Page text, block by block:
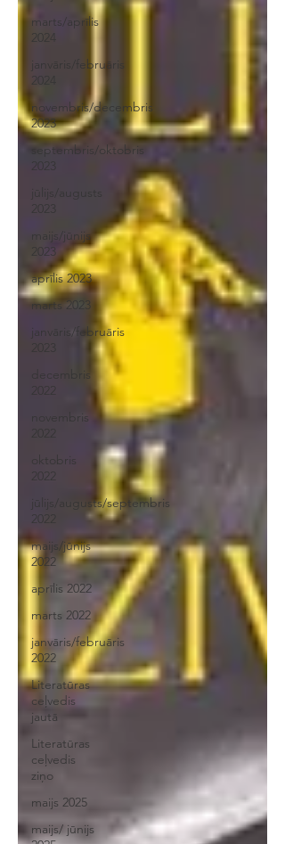
marts/aprīlis
2024
janvāris/februāris
2024
novembris/decembris
2023
septembris/oktobris
2023
2023
maijs/jūnijs
2023
aprīlis 2023
marts 2023
janvāris/februāris
decembris
novembris
oktobris
2022
jūlijs/augusts/septembris
2022
maijs/jūnijs
2022
aprīlis 2022
marts 2022
janvāris/februāris
2022
Literatūras
ceļvedis
jautā
Literatūras
ceļvedis
ziņo
maijs 2025
maijs/ jūnijs